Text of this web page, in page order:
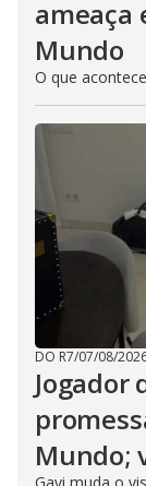
ameaça
Mundo
O que
DO R7/07/08/
Jogador
Mundo;